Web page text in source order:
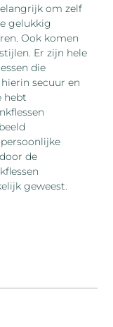
om zelf
gelukkig
Ook komen
Er zijn hele
die
secuur en
hebt
de
geweest.